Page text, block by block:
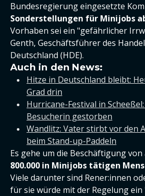
Bundesregierung eingesetzte
Sonderstellungen für Minijobs
Vorhaben sei ein "gefährlicher
Genth, Geschäftsführer des
Deutschland (HDE).
Auch in den News:
Hitze in Deutschland bleibt:
Grad drin
Hurricane-Festival in
Besucherin gestorben
Wandlitz: Vater stirbt vor den
beim Stand-up-Paddeln
Es gehe um die Beschäftigung
800.000 in Minijobs tätigen
Viele darunter sind Rener:innen
für sie würde mit der Regelung ein